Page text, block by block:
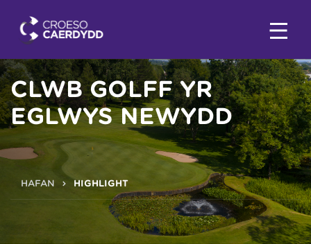
CLWB GOLFF YR
EGLWYS NEWYDD
HAFAN HIGHLIGHT